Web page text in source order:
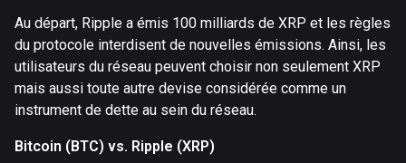
Au départ, Ripple a émis 100 milliards de XRP et les règles
du protocole interdisent de nouvelles émissions. Ainsi, les
utilisateurs du réseau peuvent choisir non seulement XRP
mais aussi toute autre devise considérée comme un
instrument de dette au sein du réseau.
Bitcoin (BTC) vs. Ripple (XRP)